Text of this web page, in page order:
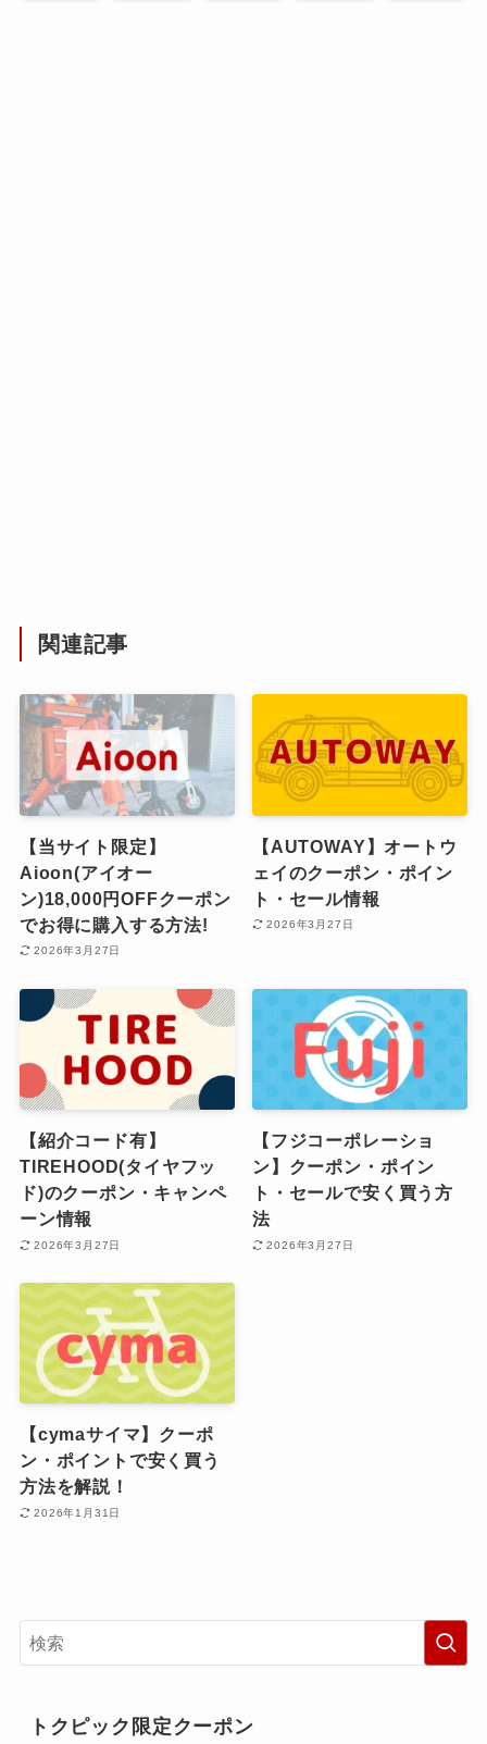
関連記事
【当サイト限定】
Aioon(アイオー
ン)18,000円OFFクーポン
でお得に購入する方法!
2026年3月27日
【AUTOWAY】オートウ
ェイのクーポン・ポイン
ト・セール情報
2026年3月27日
【紹介コード有】
TIREHOOD(タイヤフッ
ド)のクーポン・キャンペ
ーン情報
2026年3月27日
【フジコーポレーショ
ン】クーポン・ポイン
ト・セールで安く買う方
法
2026年3月27日
【cymaサイマ】クーポ
ン・ポイントで安く買う
方法を解説！
2026年1月31日
トクピック限定クーポン